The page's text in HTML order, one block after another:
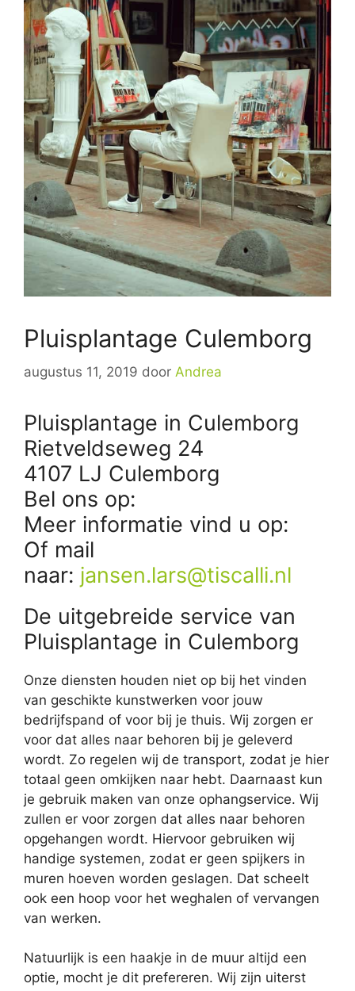
Pluisplantage Culemborg
augustus 11, 2019 door Andrea
Pluisplantage in Culemborg
Rietveldseweg 24
4107 LJ Culemborg
Bel ons op:
Meer informatie vind u op:
Of mail
naar: jansen.lars@tiscalli.nl
De uitgebreide service van
Pluisplantage in Culemborg
Onze diensten houden niet op bij het vinden
van geschikte kunstwerken voor jouw
bedrijfspand of voor bij je thuis. Wij zorgen er
voor dat alles naar behoren bij je geleverd
wordt. Zo regelen wij de transport, zodat je hier
totaal geen omkijken naar hebt. Daarnaast kun
je gebruik maken van onze ophangservice. Wij
zullen er voor zorgen dat alles naar behoren
opgehangen wordt. Hiervoor gebruiken wij
handige systemen, zodat er geen spijkers in
muren hoeven worden geslagen. Dat scheelt
ook een hoop voor het weghalen of vervangen
van werken.
Natuurlijk is een haakje in de muur altijd een
optie, mocht je dit prefereren. Wij zijn uiterst